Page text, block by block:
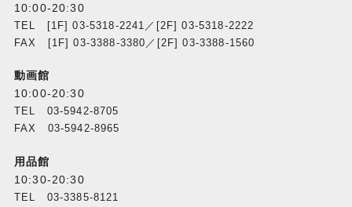
10:00-20:30
TEL [1F] 03-5318-2241／[2F] 03-5318-2222
FAX [1F] 03-3388-3380／[2F] 03-3388-1560
動画館
10:00-20:30
TEL 03-5942-8705
FAX 03-5942-8965
用品館
10:30-20:30
TEL 03-3385-8121